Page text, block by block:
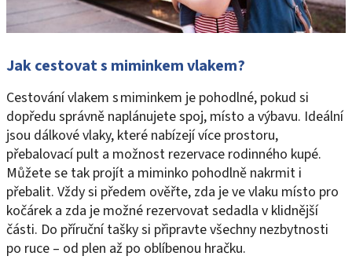
Jak cestovat s miminkem vlakem?
Cestování vlakem s miminkem je pohodlné, pokud si
dopředu správně naplánujete spoj, místo a výbavu. Ideální
jsou dálkové vlaky, které nabízejí více prostoru,
přebalovací pult a možnost rezervace rodinného kupé.
Můžete se tak projít a miminko pohodlně nakrmit i
přebalit. Vždy si předem ověřte, zda je ve vlaku místo pro
kočárek a zda je možné rezervovat sedadla v klidnější
části. Do příruční tašky si připravte všechny nezbytnosti
po ruce – od plen až po oblíbenou hračku.